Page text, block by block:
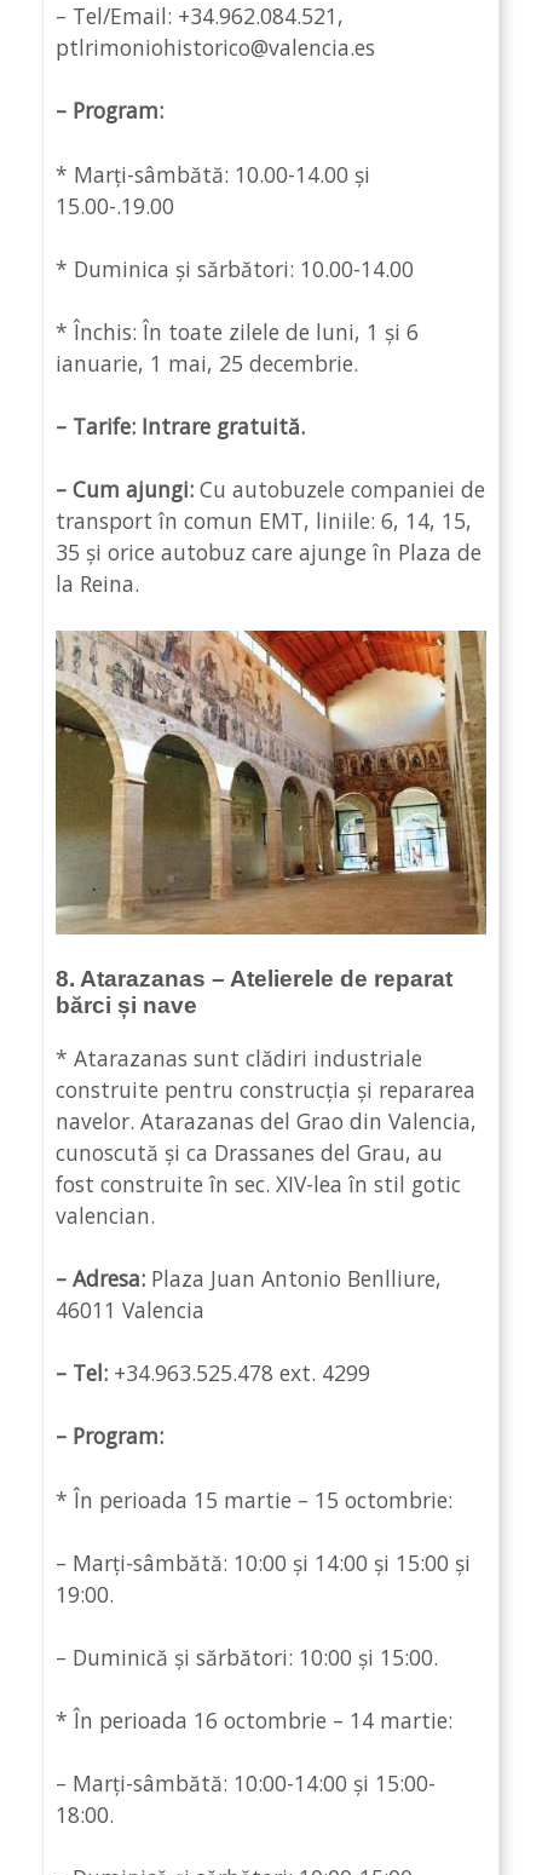
– Tel/Email: +34.962.084.521,
ptlrimoniohistorico@valencia.es
– Program:
* Marți-sâmbătă: 10.00-14.00 și
15.00-.19.00
* Duminica și sărbători: 10.00-14.00
* Închis: În toate zilele de luni, 1 și 6
ianuarie, 1 mai, 25 decembrie.
– Tarife: Intrare gratuită.
– Cum ajungi: Cu autobuzele companiei de
transport în comun EMT, liniile: 6, 14, 15,
35 și orice autobuz care ajunge în Plaza de
la Reina.
8. Atarazanas – Atelierele de reparat
bărci și nave
* Atarazanas sunt clădiri industriale
construite pentru construcția și repararea
navelor. Atarazanas del Grao din Valencia,
cunoscută și ca Drassanes del Grau, au
fost construite în sec. XIV-lea în stil gotic
valencian.
– Adresa: Plaza Juan Antonio Benlliure,
46011 Valencia
– Tel: +34.963.525.478 ext. 4299
– Program:
* În perioada 15 martie – 15 octombrie:
– Marți-sâmbătă: 10:00 și 14:00 și 15:00 și
19:00.
– Duminică și sărbători: 10:00 și 15:00.
* În perioada 16 octombrie – 14 martie:
– Marți-sâmbătă: 10:00-14:00 și 15:00-
18:00.